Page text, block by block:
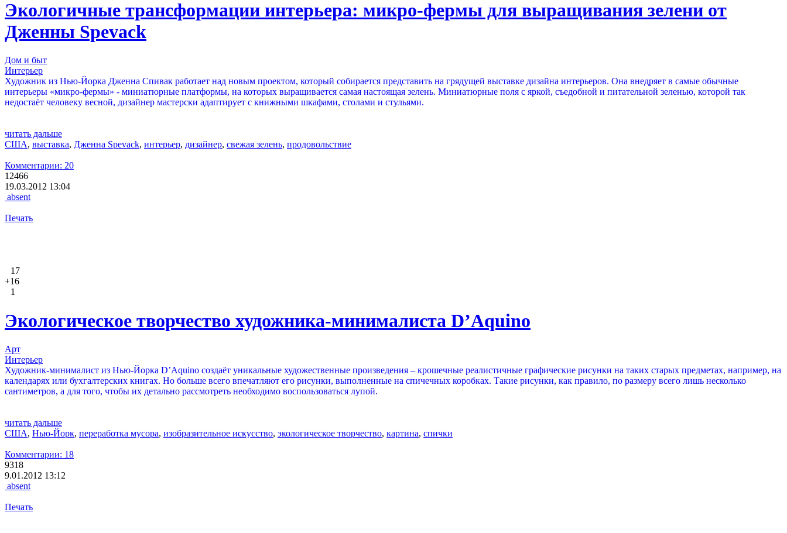
Экологичные трансформации интерьера: микро-фермы для выращивания зелени от
Дженны Spevack
Дом и быт
Интерьер
Художник из Нью-Йорка Дженна Спивак работает над новым проектом, который собирается представить на грядущей выставке дизайна интерьеров. Она внедряет в самые обычные
интерьеры «микро-фермы» - миниатюрные платформы, на которых выращивается самая настоящая зелень. Миниатюрные поля с яркой, съедобной и питательной зеленью, которой так
недостаёт человеку весной, дизайнер мастерски адаптирует с книжными шкафами, столами и стульями.
читать дальше
США, выставка, Дженна Spevack, интерьер, дизайнер, свежая зелень, продовольствие
Комментарии: 20
12466
19.03.2012 13:04
absent
Печать
17
+16
1
Экологическое творчество художника-минималиста D’Aquino
Арт
Интерьер
Художник-минималист из Нью-Йорка D’Aquino создаёт уникальные художественные произведения – крошечные реалистичные графические рисунки на таких старых предметах, например, на
календарях или бухгалтерских книгах. Но больше всего впечатляют его рисунки, выполненные на спичечных коробках. Такие рисунки, как правило, по размеру всего лишь несколько
сантиметров, а для того, чтобы их детально рассмотреть необходимо воспользоваться лупой.
читать дальше
США, Нью-Йорк, переработка мусора, изобразительное искусство, экологическое творчество, картина, спички
Комментарии: 18
9318
9.01.2012 13:12
absent
Печать